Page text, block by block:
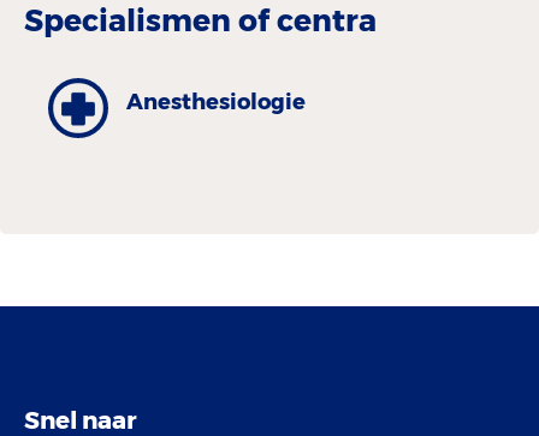
Specialismen of centra
Anesthesiologie
Snel naar